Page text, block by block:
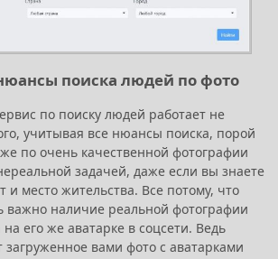
поиска людей по фото
по поиску людей работает не
учитывая все нюансы поиска, порой
по очень качественной фотографии
задачей, даже если вы знаете
и место жительства. Все потому, что
важно наличие реальной фотографии
на его же аватарке в соцсети. Ведь
загруженное вами фото с аватарками